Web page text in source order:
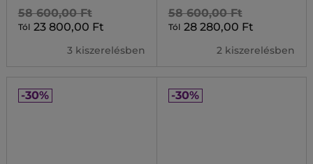
58 600,00 Ft
Tól 23 800,00 Ft
3 kiszerelésben
58 600,00 Ft
Tól 28 280,00 Ft
2 kiszerelésben
-30% -30%